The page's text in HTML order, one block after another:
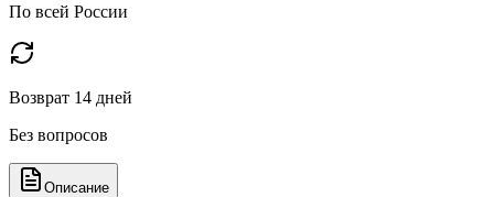
По всей России
Возврат 14 дней
Без вопросов
Описание